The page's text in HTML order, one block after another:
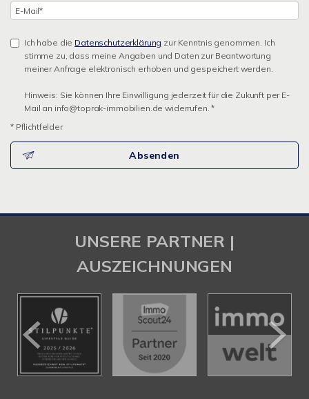
Ich habe die Datenschutzerklärung zur Kenntnis genommen. Ich
stimme zu, dass meine Angaben und Daten zur Beantwortung
meiner Anfrage elektronisch erhoben und gespeichert werden.
Hinweis: Sie können Ihre Einwilligung jederzeit für die Zukunft per E-
Mail an info@toprak-immobilien.de widerrufen. *
* Pflichtfelder
Absenden
UNSERE PARTNER |
AUSZEICHNUNGEN